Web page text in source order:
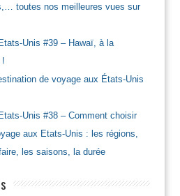
toutes nos meilleures vues sur
Unis #39 – Hawaï, à la
!
de voyage aux États-Unis
Unis #38 – Comment choisir
aux Etats-Unis : les régions,
les saisons, la durée